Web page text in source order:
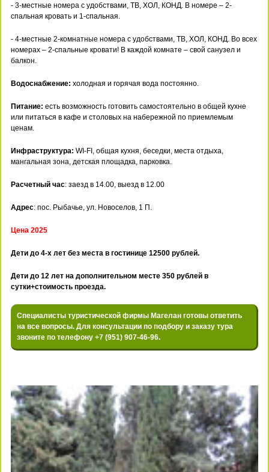
- 3-местные номера с удобствами, ТВ, ХОЛ, КОНД. В номере – 2-
спальная кровать и 1-спальная.
- 4-местные 2-комнатные номера с удобствами, ТВ, ХОЛ, КОНД. Во всех
номерах – 2-спальные кровати! В каждой комнате – свой санузел и
балкон.
Водоснабжение: холодная и горячая вода постоянно.
Питание: есть возможность готовить самостоятельно в общей кухне
или питаться в кафе и столовых на набережной по приемлемым
ценам.
Инфраструктура: WI-FI, общая кухня, беседки, места отдыха,
мангальная зона, детская площадка, парковка.
Расчетный час: заезд в 14.00, выезд в 12.00
Адрес: пос. Рыбачье, ул. Новоселов, 1 П.
Цена 2025
Дети до 4-х лет без места в гостинице 12500 рублей.
Дети до 12 лет на дополнительном месте 350 рублей в
сутки+стоимость проезда.
Специалисты туристической фирмы Магелан готовы ответить
на все вопросы. Для консультации по подбору и заказу тура
звоните по телефону +7 (951) 907-46-96.